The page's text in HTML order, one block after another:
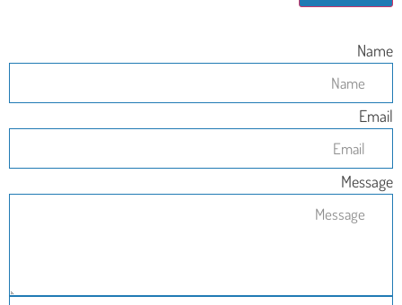
Name
Email
Message